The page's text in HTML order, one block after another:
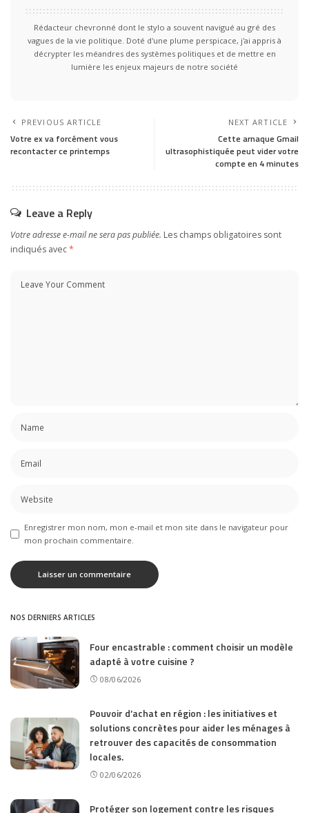
Rédacteur chevronné dont le stylo a souvent navigué au gré des
vagues de la vie politique. Doté d'une plume perspicace, j'ai appris à
décrypter les méandres des systèmes politiques et de mettre en
lumière les enjeux majeurs de notre société
PREVIOUS ARTICLE
Votre ex va forcément vous
recontacter ce printemps
NEXT ARTICLE
Cette arnaque Gmail
ultrasophistiquée peut vider votre
compte en 4 minutes
Leave a Reply
Votre adresse e-mail ne sera pas publiée. Les champs obligatoires sont
indiqués avec*
Enregistrer mon nom, mon e-mail et mon site dans le navigateur pour
mon prochain commentaire.
NOS DERNIERS ARTICLES
Four encastrable : comment choisir un modèle
adapté à votre cuisine ?
08/06/2026
Pouvoir d’achat en région : les initiatives et
solutions concrètes pour aider les ménages à
retrouver des capacités de consommation
locales.
02/06/2026
Protéger son logement contre les risques